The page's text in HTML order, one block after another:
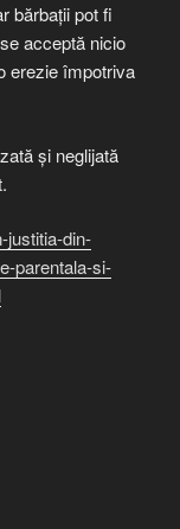
bărbații pot fi
acceptă nicio
erezie împotriva
și neglijată
justitia-din-
parentala-si-